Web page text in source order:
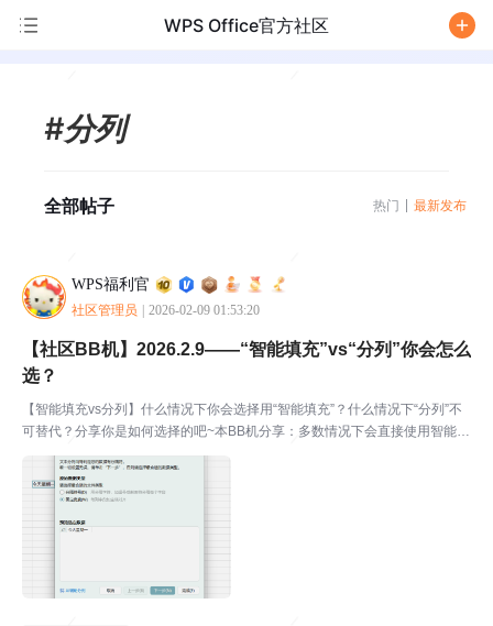
WPS Office官方社区
#分列
全部帖子 热门 最新发布
WPS福利官
社区管理员 2026-02-09 01:53:20
【社区BB机】2026.2.9——“智能填充”vs“分列”你会怎么
选？
【智能填充vs分列】什么情况下你会选择用“智能填充”？什么情况下“分列”不
可替代？分享你是如何选择的吧~本BB机分享：多数情况下会直接使用智能填
充，在面对固定宽度内容时会考虑使用分列🚩什么是BB机：社区BB机来
啦！！！